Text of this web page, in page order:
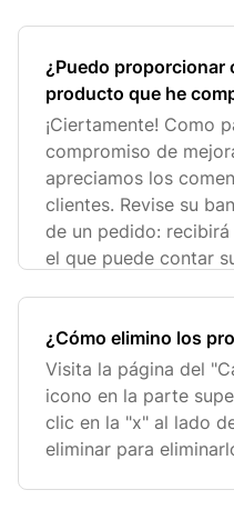
¿Puedo proporcionar
producto que he
¡Ciertamente! Como
compromiso de
apreciamos los
clientes. Revise su
de un pedido:
el que puede contar
¿Cómo elimino los
Visita la página del
icono en la parte
clic en la "x" al lado
eliminar para